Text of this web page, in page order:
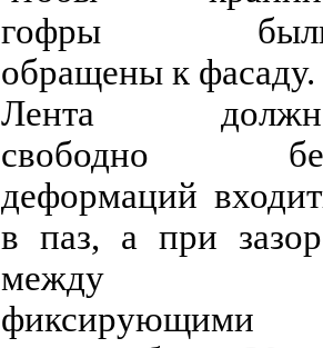
гофры
обращены к фасаду.
Лента
свободно
деформаций
в паз, а при
между
фиксирующими